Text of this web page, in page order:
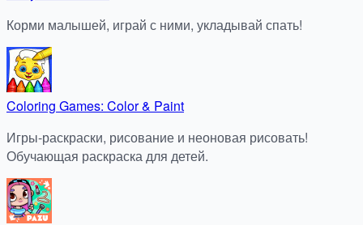
Корми малышей, играй с ними, укладывай спать!
Coloring Games: Color & Paint
Игры-раскраски, рисование и неоновая рисовать!
Обучающая раскраска для детей.